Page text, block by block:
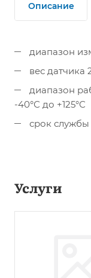
Описание
диапазон
вес датчика
диапазон
-40°С до +125°С
срок службы
Услуги